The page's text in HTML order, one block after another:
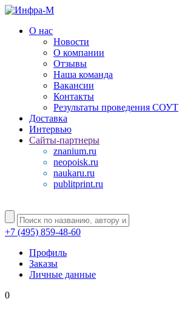
О нас
Новости
О компании
Отзывы
Наша команда
Вакансии
Контакты
Результаты проведения СОУТ
Доставка
Интервью
Сайты-партнеры
znanium.ru
neopoisk.ru
naukaru.ru
publitprint.ru
+7 (495) 859-48-60
Профиль
Заказы
Личные данные
0